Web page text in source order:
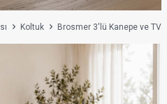
Koltuk Brosmer 3'lü Kanepe ve TV